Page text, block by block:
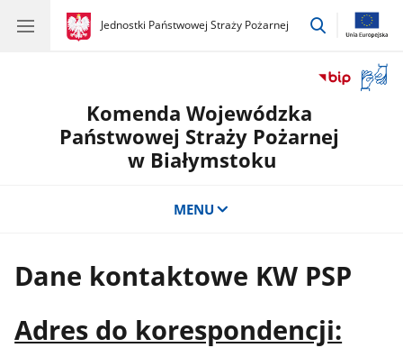
gov.pl
Jednostki Państwowej Straży Pożarnej
gov.pl
Jednostki
przejdź
okno
Komenda Wojewódzka
Państwowej Straży Pożarnej
w Białymstoku
MENU
Dane kontaktowe KW PSP
Adres do korespondencji: